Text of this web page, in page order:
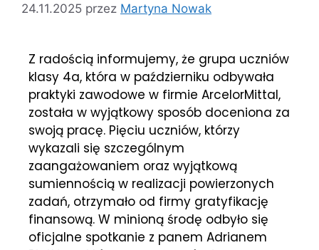
24.11.2025 przez Martyna Nowak
Z radością informujemy, że grupa uczniów
klasy 4a, która w październiku odbywała
praktyki zawodowe w firmie ArcelorMittal,
została w wyjątkowy sposób doceniona za
swoją pracę. Pięciu uczniów, którzy
wykazali się szczególnym
zaangażowaniem oraz wyjątkową
sumiennością w realizacji powierzonych
zadań, otrzymało od firmy gratyfikację
finansową. W minioną środę odbyło się
oficjalne spotkanie z panem Adrianem